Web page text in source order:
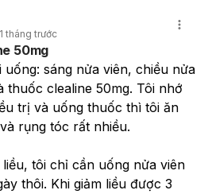
1 tháng trước
50mg
uống: sáng nửa viên, chiều nửa
thuốc clealine 50mg. Tôi nhớ
trị và uống thuốc thì tôi ăn
rụng tóc rất nhiều.
tôi chỉ cần uống nửa viên
thôi. Khi giảm liều được 3